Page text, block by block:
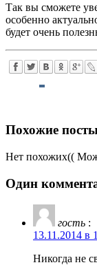
Так вы сможете
особенно
будет очень
Похожие
Нет похожих((
Один
гость :
13.11.2014 в
Никогда не